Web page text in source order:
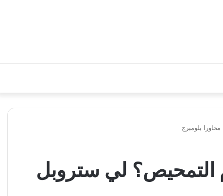
بلومبرج
التمحيص؟ لي ستروبل